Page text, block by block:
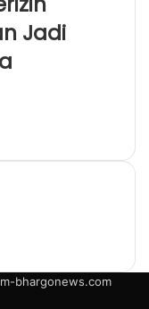
Jadi
m-bhargonews.com